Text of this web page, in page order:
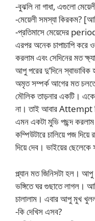
-বুঝলি না গাধা, এগুলো
-মেয়েলী সমস্যা কিরকম?
-প্রতিমাসে মেয়েদের
এরপর অনেক চাপাচাপি করে
করলাম এবং সেদিনের মত
আপু পরের দু’দিনে
অমৃত সম্পর্ক আগের মত
মৌলিক তাড়নার একটি।
না। তাই আবার Attempt
এমন একটা মুভি পছন্দ
কম্পিউটারে চালিয়ে পজ
দিয়ে দেব। ভাইয়ের ছেলেকে
প্ল্যান মত জিনিসটা হল।
ভঙ্গিতে ঘর গুছাতে লাগল।
চালালাম। এবার আপু মুখ
-কি দেখিস এসব?